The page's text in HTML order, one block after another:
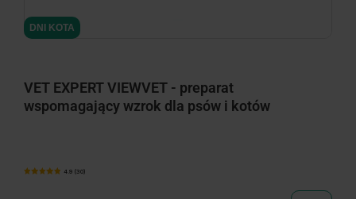
DNI KOTA
VET EXPERT VIEWVET - preparat
wspomagający wzrok dla psów i kotów
4.9 (30)